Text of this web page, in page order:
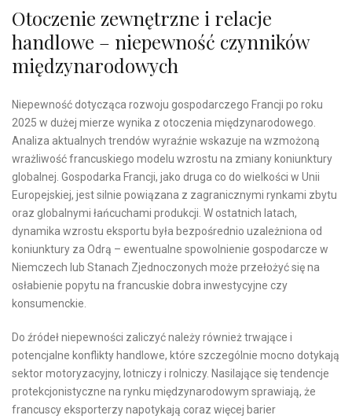
Otoczenie zewnętrzne i relacje
handlowe – niepewność czynników
międzynarodowych
Niepewność dotycząca rozwoju gospodarczego Francji po roku
2025 w dużej mierze wynika z otoczenia międzynarodowego.
Analiza aktualnych trendów wyraźnie wskazuje na wzmożoną
wrażliwość francuskiego modelu wzrostu na zmiany koniunktury
globalnej. Gospodarka Francji, jako druga co do wielkości w Unii
Europejskiej, jest silnie powiązana z zagranicznymi rynkami zbytu
oraz globalnymi łańcuchami produkcji. W ostatnich latach,
dynamika wzrostu eksportu była bezpośrednio uzależniona od
koniunktury za Odrą – ewentualne spowolnienie gospodarcze w
Niemczech lub Stanach Zjednoczonych może przełożyć się na
osłabienie popytu na francuskie dobra inwestycyjne czy
konsumenckie.
Do źródeł niepewności zaliczyć należy również trwające i
potencjalne konflikty handlowe, które szczególnie mocno dotykają
sektor motoryzacyjny, lotniczy i rolniczy. Nasilające się tendencje
protekcjonistyczne na rynku międzynarodowym sprawiają, że
francuscy eksporterzy napotykają coraz więcej barier